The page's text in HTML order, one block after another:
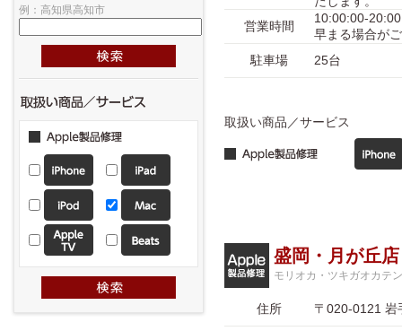
営業時間
10:00:00-
早まる場合が
駐車場
25台
取扱い商品／サービス
盛岡・月が丘店
モリオカ・ツキガオカテン
住所 〒020-0121 岩
例：高知県高知市